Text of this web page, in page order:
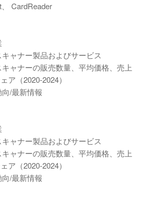
CardReader
ャナー製品およびサービス
ャナーの販売数量、平均価格、売上
ア（2020-2024）
/最新情報
ャナー製品およびサービス
ャナーの販売数量、平均価格、売上
ア（2020-2024）
/最新情報